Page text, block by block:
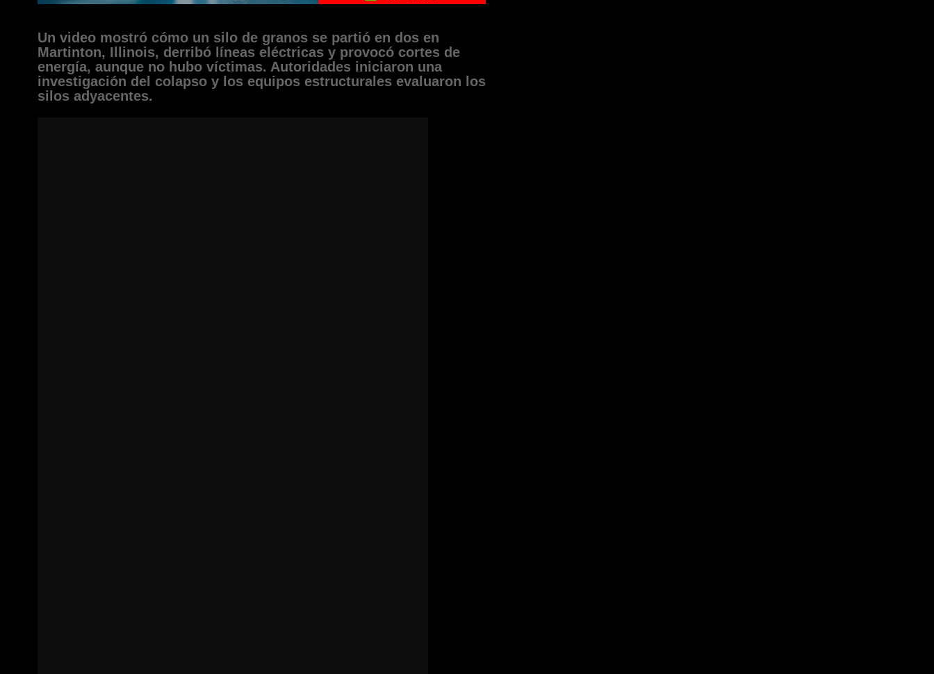
Un video mostró cómo un silo de granos se partió en dos en
Martinton, Illinois, derribó líneas eléctricas y provocó cortes de
energía, aunque no hubo víctimas. Autoridades iniciaron una
investigación del colapso y los equipos estructurales evaluaron los
silos adyacentes.